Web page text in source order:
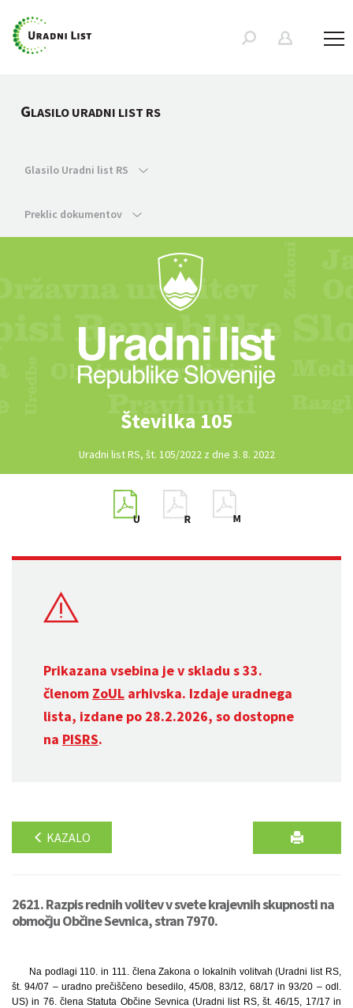
GLASILO URADNI LIST RS
Glasilo Uradni list RS
Preklic dokumentov
Številka 105
Uradni list RS, št. 105/2022 z dne 3. 8. 2022
Prikazana vsebina je v skladu s 33.
členom ZoUL arhivska. Izdaje uradnega
lista, izdane po 28.2.2026, so dostopne
na PISRS.
KAZALO
2621. Razpis rednih volitev v svete krajevnih skupnosti na
območju Občine Sevnica, stran 7970.
Na podlagi 110. in 111. člena Zakona o lokalnih volitvah (Uradni list RS,
št. 94/07 – uradno prečiščeno besedilo, 45/08, 83/12, 68/17 in 93/20 – odl.
US) in 76. člena Statuta Občine Sevnica (Uradni list RS, št. 46/15, 17/17 in